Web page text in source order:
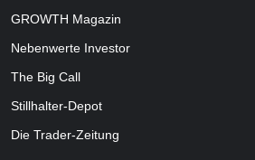
GROWTH Magazin
Nebenwerte Investor
The Big Call
Stillhalter-Depot
Die Trader-Zeitung